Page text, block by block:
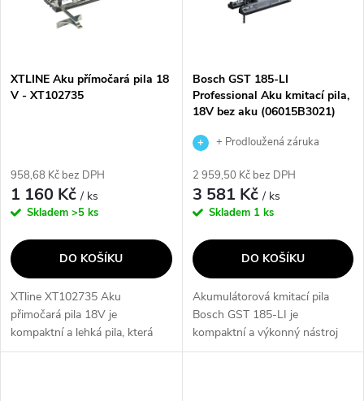
p
o
d
u
k
t
s
p
o
d
u
k
t
XTLINE Aku přímočará pila 18
V - XT102735
958,68 Kč bez DPH
1 160 Kč/ ks
Skladem >5 ks
DO KOŠÍKU
XTline XT102735 Aku
přimočará pila 18V je
kompaktní a lehká pila, která
umožňuje přímočarý řez dřeva,
Bosch GST 185-LI
Professional Aku kmitací pila,
18V bez aku (06015B3021)
+ Prodloužená záruka
2 959,50 Kč bez DPH
3 581 Kč/ ks
Skladem 1 ks
DO KOŠÍKU
Akumulátorová kmitací pila
Bosch GST 185-LI je
kompaktní a výkonný nástroj
ideální pro precizní řezy v